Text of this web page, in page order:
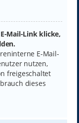
Mail-Link klicke,
E-Mail-
nutzen,
freigeschaltet
dieses